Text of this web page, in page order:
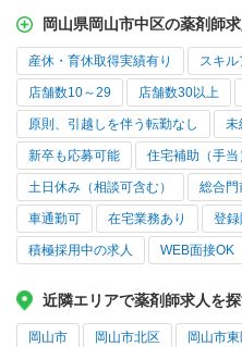
岡山県岡山市中区の薬剤師
産休・育休取得実績有り スキ
店舗数10～29 店舗数30以上
原則、引越しを伴う転勤なし 未
新卒も応募可能 住宅補助（手当
土日休み（相談可含む） 総合門
車通勤可 在宅業務あり 登録
積極採用中の求人 WEB面接OK
近隣エリアで薬剤師求人を
岡山市 岡山市北区 岡山市東